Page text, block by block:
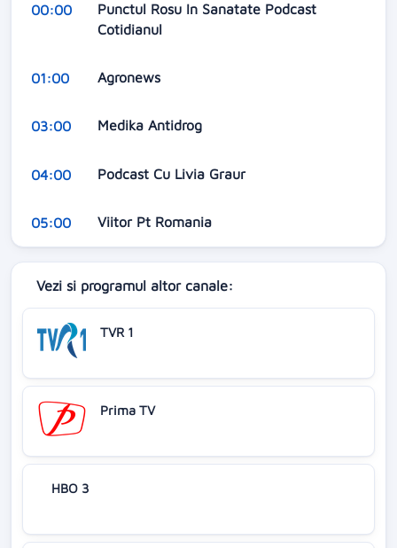
00:00
Punctul Rosu In Sanatate Podcast
Cotidianul
01:00 Agronews
03:00 Medika Antidrog
04:00 Podcast Cu Livia Graur
05:00 Viitor Pt Romania
Vezi si programul altor canale:
TVR 1
Prima TV
HBO 3